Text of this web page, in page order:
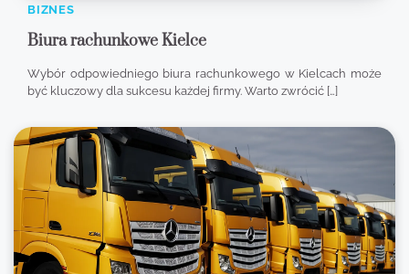
BIZNES
Biura rachunkowe Kielce
Wybór odpowiedniego biura rachunkowego w Kielcach może
być kluczowy dla sukcesu każdej firmy. Warto zwrócić […]